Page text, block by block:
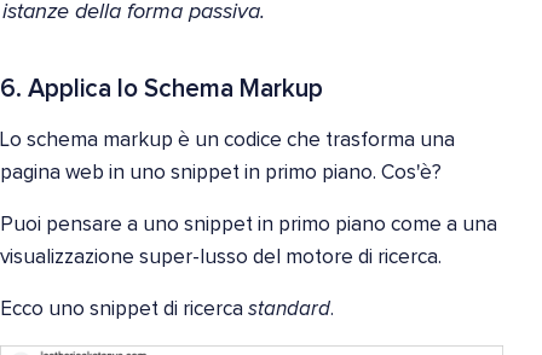
istanze della forma passiva.
6. Applica lo Schema Markup
Lo schema markup è un codice che trasforma una
pagina web in uno snippet in primo piano. Cos'è?
Puoi pensare a uno snippet in primo piano come a una
visualizzazione super-lusso del motore di ricerca.
Ecco uno snippet di ricerca standard.